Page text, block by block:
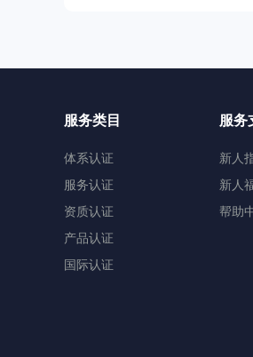
服务类目
体系认证
服务认证
资质认证
产品认证
国际认证
服务
新人
新人
帮助